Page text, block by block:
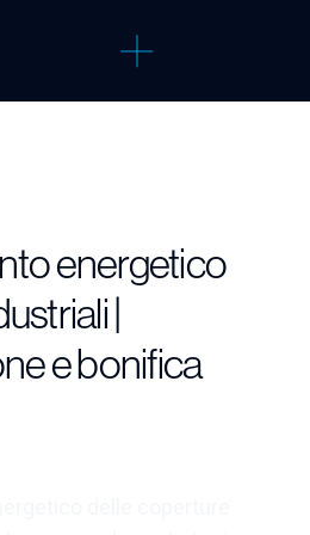
energetico
|
e bonifica
delle coperture